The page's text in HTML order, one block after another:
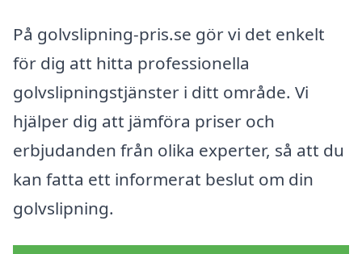
På golvslipning-pris.se gör vi det enkelt
för dig att hitta professionella
golvslipningstjänster i ditt område. Vi
hjälper dig att jämföra priser och
erbjudanden från olika experter, så att du
kan fatta ett informerat beslut om din
golvslipning.